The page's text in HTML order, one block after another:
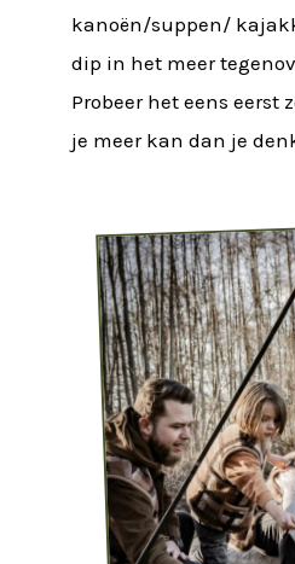
kanoën/suppen/
dip in het meer
Probeer het eens eerst
je meer kan dan je